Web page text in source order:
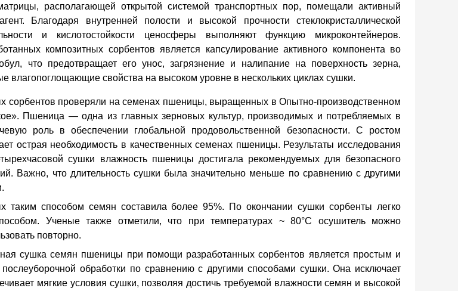
располагающей открытой системой транспортных пор, помещали активный
Благодаря внутренней полости и высокой прочности стеклокристаллической
и кислотостойкости ценосферы выполняют функцию микроконтейнеров.
композитных сорбентов является капсулирование активного компонента во
что предотвращает его унос, загрязнение и налипание на поверхность зерна,
влагопоглощающие свойства на высоком уровне в нескольких циклах сушки.
сорбентов проверяли на семенах пшеницы, выращенных в Опытно-производственном
Пшеница — одна из главных зерновых культур, производимых и потребляемых в
роль в обеспечении глобальной продовольственной безопасности. С ростом
острая необходимость в качественных семенах пшеницы. Результаты исследования
сушки влажность пшеницы достигала рекомендуемых для безопасного
. Важно, что длительность сушки была значительно меньше по сравнению с другими
таким способом семян составила более 95%. По окончании сушки сорбенты легко
Ученые также отметили, что при температурах ~ 80°С осушитель можно
повторно.
сушка семян пшеницы при помощи разработанных сорбентов является простым и
обработки по сравнению с другими способами сушки. Она исключает
мягкие условия сушки, позволяя достичь требуемой влажности семян и высокой